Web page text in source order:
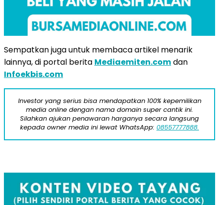
Sempatkan juga untuk membaca artikel menarik
lainnya, di portal berita Mediaemiten.comdan
Infoekbis.com
Investor yang serius bisa mendapatkan 100% kepemilikan
media online dengan nama domain super cantik ini.
Silahkan ajukan penawaran harganya secara langsung
kepada owner media ini lewat WhatsApp: 08557777888.